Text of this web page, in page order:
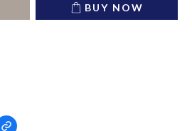
BUY NOW